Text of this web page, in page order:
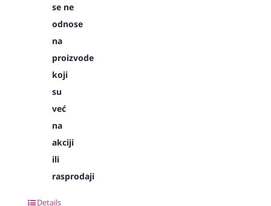
se ne
odnose
na
proizvode
koji
su
već
na
akciji
ili
rasprodaji
Details